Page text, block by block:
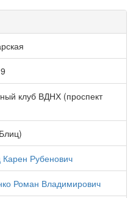
клуб ВДНХ (проспект
Карен Рубенович
Роман Владимирович